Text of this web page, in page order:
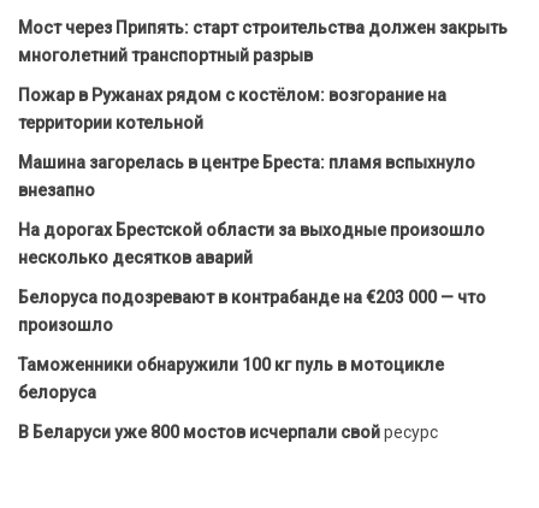
Мост через Припять: старт строительства должен закрыть
многолетний транспортный разрыв
Пожар в Ружанах рядом с костёлом: возгорание на
территории котельной
Машина загорелась в центре Бреста: пламя вспыхнуло
внезапно
На дорогах Брестской области за выходные произошло
несколько десятков аварий
Белоруса подозревают в контрабанде на €203 000 — что
произошло
Таможенники обнаружили 100 кг пуль в мотоцикле
белоруса
В Беларуси уже 800 мостов исчерпали свойресурс